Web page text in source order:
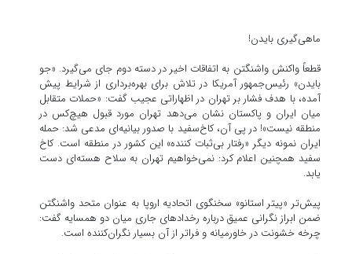
ماهی‌گیری بایدن!
قطعاً واکنش واشنگتن به اتفاقات اخیر در دسته دوم جای می‌گیرد. «جو
بایدن» رئیس‌جمهور آمریکا در تلاش برای بهره‌برداری از شرایط پیش
آمده، با هدف فشار بر تهران در اظهاراتی عجیب گفت: «حملات متقابل
میان ایران ‌و پاکستان نشان می‌دهد تهران مورد قبول هیچ‌کس در
منطقه نیست»! در پی آن، کاخ‌سفید با صدور بیانیه‌ای مدعی شد: حمله
ایران نمونه دیگر «رفتار بی‌ثبات کننده» این کشور در منطقه است. کاخ
سفید همچنین اعلام کرد: نمی‌خواهیم تهران به سلاح هسته‌ای دست
یابد.
پیش‌تر «پیتر استانو» سخنگوی اتحادیه اروپا به عنوان متحد واشنگتن
ضمن ابراز نگرانی عمیق درباره رخدادهای جاری میان دو همسایه گفت:
چرخه خشونت در خاورمیانه و فراتر از آن بسیار نگران‌کننده است.